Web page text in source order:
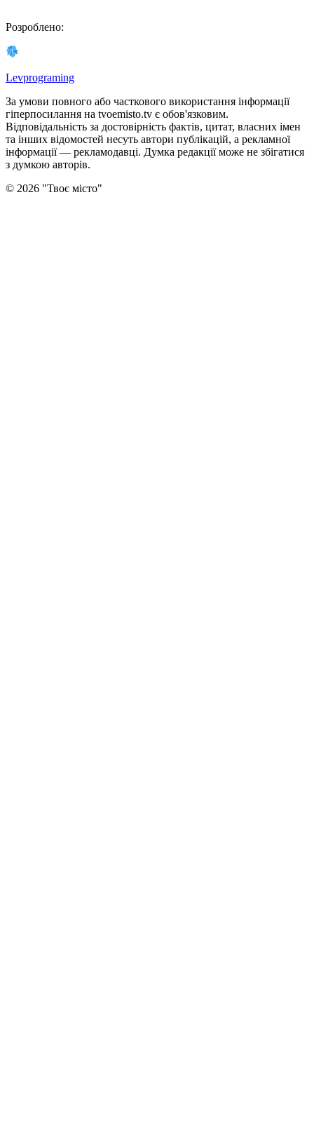
Розроблено:
Levprograming
За умови повного або часткового використання iнформацiї
гіперпосилання на tvoemisto.tv є обов'язковим.
Відповідальність за достовірність фактів, цитат, власних імен
та інших відомостей несуть автори публікацій, а рекламної
інформації — рекламодавці. Думка редакцiї може не збiгатися
з думкою авторiв.
© 2026 "Твоє місто"